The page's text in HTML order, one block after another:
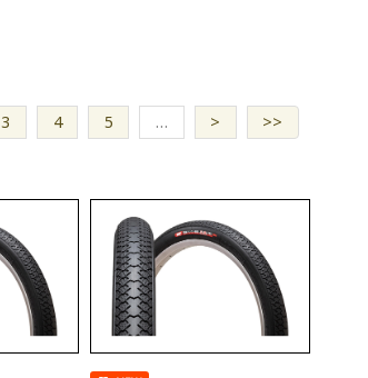
3 4 5 … > >>